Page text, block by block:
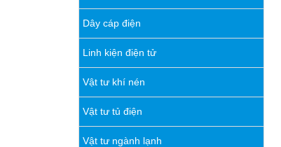
Dây cáp điện
Linh kiện điện tử
Vật tư khí nén
Vật tư tủ điện
Vật tư ngành lạnh